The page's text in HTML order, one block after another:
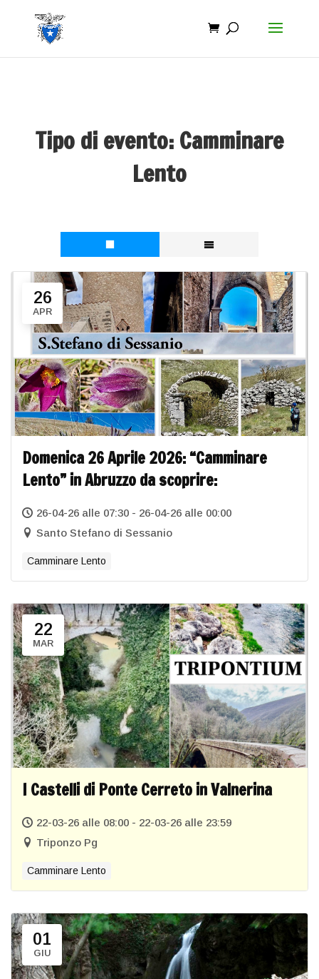
Tipo di evento:Camminare
Lento
26
APR
Domenica 26 Aprile 2026: “Camminare
Lento” in Abruzzo da scoprire:
26-04-26 alle 07:30 - 26-04-26 alle 00:00
Santo Stefano di Sessanio
Camminare Lento
22
MAR
I Castelli di Ponte Cerreto in Valnerina
22-03-26 alle 08:00 - 22-03-26 alle 23:59
Triponzo Pg
Camminare Lento
01
GIU